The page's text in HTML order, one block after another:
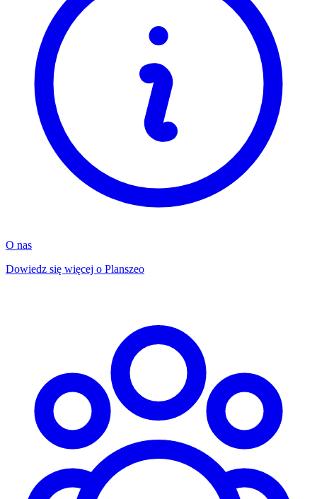
O nas
Dowiedz się więcej o Planszeo